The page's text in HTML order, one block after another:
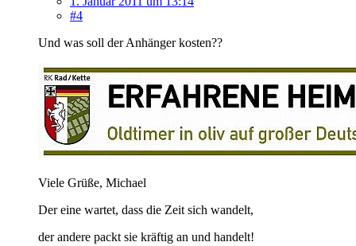
#4
Und was soll der Anhänger kosten??
Viele Grüße, Michael
Der eine wartet, dass die Zeit sich wandelt,
der andere packt sie kräftig an und handelt!